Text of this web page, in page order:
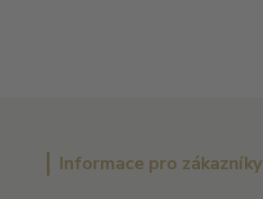
Informace pro zákazníky